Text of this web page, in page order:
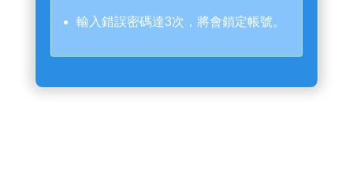
輸入錯誤密碼達3次，將會鎖定帳號。